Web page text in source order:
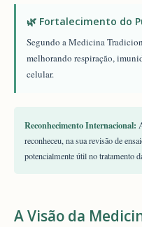
🌿 Fortalecimento do
Segundo a Medicina
melhorando respiração,
celular.
Reconhecimento Internacional:
reconheceu, na sua revisão de
potencialmente útil no tratamento
A Visão da